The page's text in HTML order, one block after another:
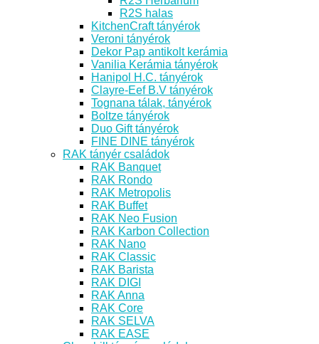
R2S halas
KitchenCraft tányérok
Veroni tányérok
Dekor Pap antikolt kerámia
Vanilia Kerámia tányérok
Hanipol H.C. tányérok
Clayre-Eef B.V tányérok
Tognana tálak, tányérok
Boltze tányérok
Duo Gift tányérok
FINE DINE tányérok
RAK tányér családok
RAK Banquet
RAK Rondo
RAK Metropolis
RAK Buffet
RAK Neo Fusion
RAK Karbon Collection
RAK Nano
RAK Classic
RAK Barista
RAK DIGI
RAK Anna
RAK Core
RAK SELVA
RAK EASE